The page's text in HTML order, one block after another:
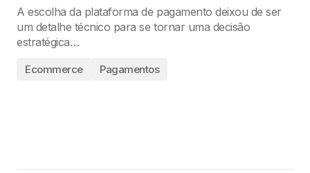
A escolha da plataforma de pagamento deixou de ser
um detalhe técnico para se tornar uma decisão
estratégica…
Ecommerce Pagamentos